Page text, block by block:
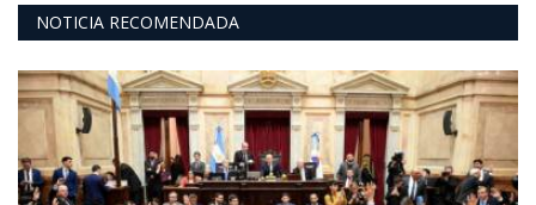
NOTICIA RECOMENDADA